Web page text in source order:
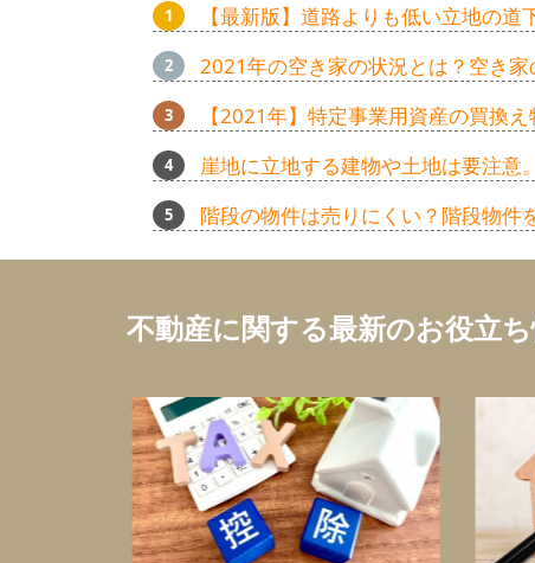
【最新版】道路よりも低い立地の
2021年の空き家の状況とは？空き
【2021年】特定事業用資産の買換
崖地に立地する建物や土地は要注意
階段の物件は売りにくい？階段物件
不動産に関する最新のお役立